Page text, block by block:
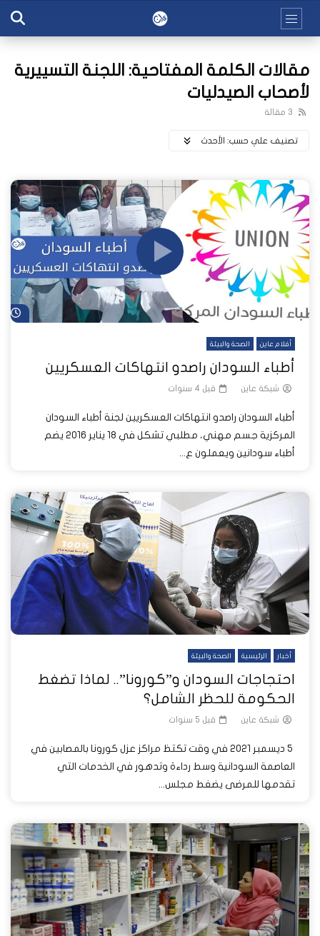
مقالات الكلمة المفتاحية: اللجنة التسييرية
لأصحاب الصيدليات
3 مقالة
تصنيف علي حسب: اﻷحدث
أفلام عاين الصحة والبيئة
أطباء السودان راصدو انتهاكات العسكريين
شبكة عاين قبل 4 سنوات
أطباء السودان راصدو انتهاكات العسكريين لجنة أطباء السودان
المركزية جسم مهني، مطلبي تشكل في 18 يناير 2016 يضم
أطباء سودانين ويعملون ع...
أخبار الرئيسية الصحة والبيئة
احتجاجات السودان و”كورونا”.. لماذا تضغط
الحكومة للحظر الشامل؟
شبكة عاين قبل 5 سنوات
5 ديسمبر 2021 في وقت تكتظ مراكز عزل كورونا بالمصابين في
العاصمة السودانية وسط رداءة وتدهور في الخدمات التي
تقدمها للمرضى يضغط مجلس...